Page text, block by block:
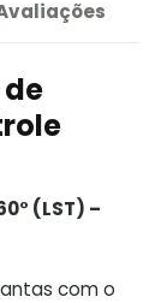
(LST) –
com o